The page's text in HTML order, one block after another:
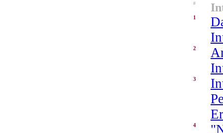
#
1
2
3
4